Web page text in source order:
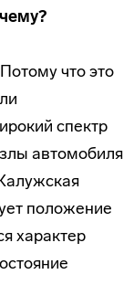
что это
спектр
автомобиля
положение
характер